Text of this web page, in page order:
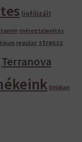
liofilizált
méregtelenítés
regulat stressz
Terranova
Viridian